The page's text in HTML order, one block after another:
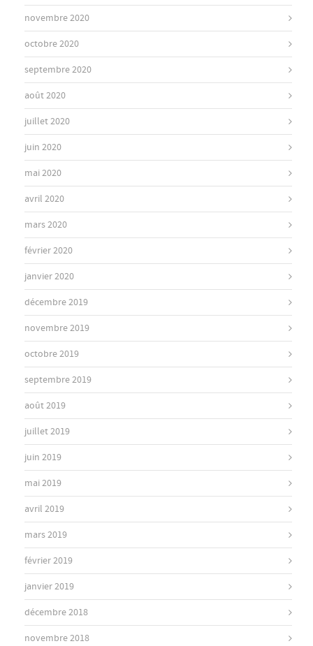
novembre 2020
octobre 2020
septembre 2020
août 2020
juillet 2020
juin 2020
mai 2020
avril 2020
mars 2020
février 2020
janvier 2020
décembre 2019
novembre 2019
octobre 2019
septembre 2019
août 2019
juillet 2019
juin 2019
mai 2019
avril 2019
mars 2019
février 2019
janvier 2019
décembre 2018
novembre 2018